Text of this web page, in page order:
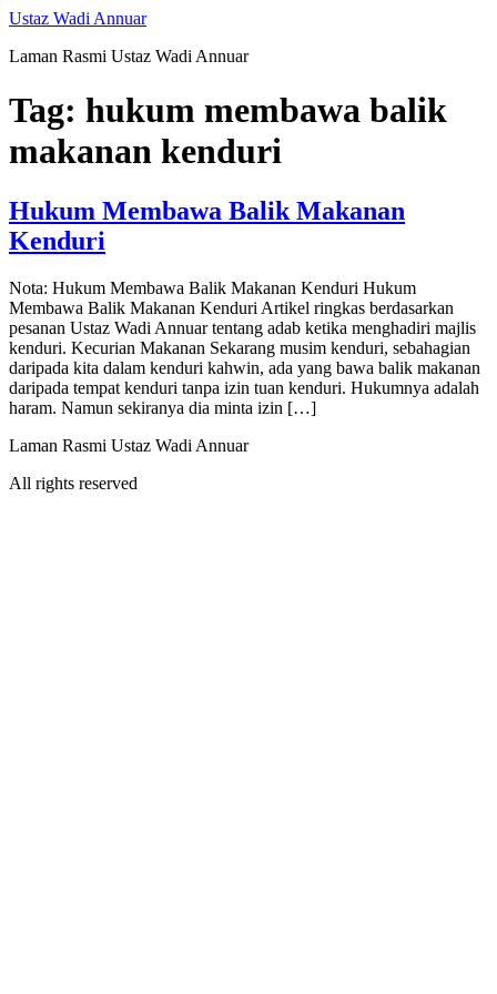
Ustaz Wadi Annuar
Laman Rasmi Ustaz Wadi Annuar
Tag: hukum membawa balik
makanan kenduri
Hukum Membawa Balik Makanan
Kenduri
Nota: Hukum Membawa Balik Makanan Kenduri Hukum
Membawa Balik Makanan Kenduri Artikel ringkas berdasarkan
pesanan Ustaz Wadi Annuar tentang adab ketika menghadiri majlis
kenduri. Kecurian Makanan Sekarang musim kenduri, sebahagian
daripada kita dalam kenduri kahwin, ada yang bawa balik makanan
daripada tempat kenduri tanpa izin tuan kenduri. Hukumnya adalah
haram. Namun sekiranya dia minta izin […]
Laman Rasmi Ustaz Wadi Annuar
All rights reserved